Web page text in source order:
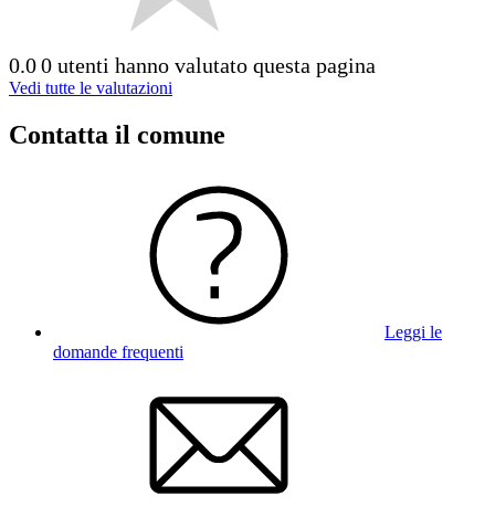
0.00 utenti hanno valutato questa pagina
Vedi tutte le valutazioni
Contatta il comune
Leggi le
domande frequenti